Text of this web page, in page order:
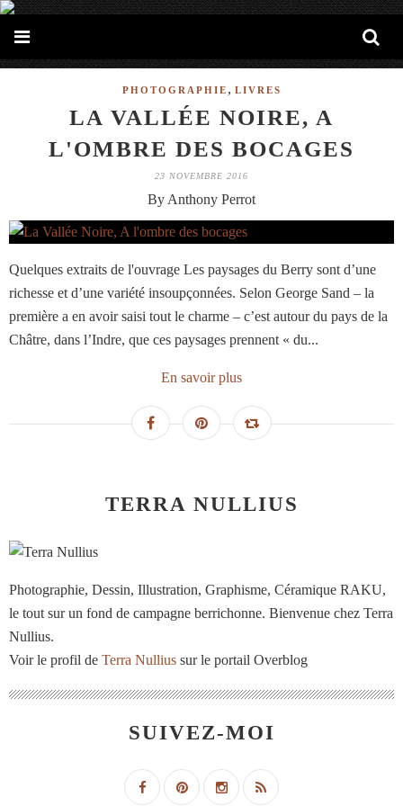
PHOTOGRAPHIE , LIVRES
LA VALLÉE NOIRE, A
L'OMBRE DES BOCAGES
23 NOVEMBRE 2016
By Anthony Perrot
Quelques extraits de l'ouvrage Les paysages du Berry sont d’une
richesse et d’une variété insoupçonnées. Selon George Sand – la
première a en avoir saisi tout le charme – c’est autour du pays de la
Châtre, dans l’Indre, que ces paysages prennent « du...
En savoir plus
TERRA NULLIUS
Photographie, Dessin, Illustration, Graphisme, Céramique RAKU,
le tout sur un fond de campagne berrichonne. Bienvenue chez Terra
Nullius.
Voir le profil de Terra Nullius sur le portail Overblog
SUIVEZ-MOI